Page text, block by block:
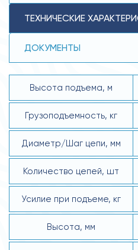
ТЕХНИЧЕСКИЕ
ДОКУМЕНТЫ
Высота подъема, м
Грузоподъемность, кг
Диаметр/Шаг цепи, мм
Количество цепей, шт
Усилие при подъеме, кг
Высота, мм